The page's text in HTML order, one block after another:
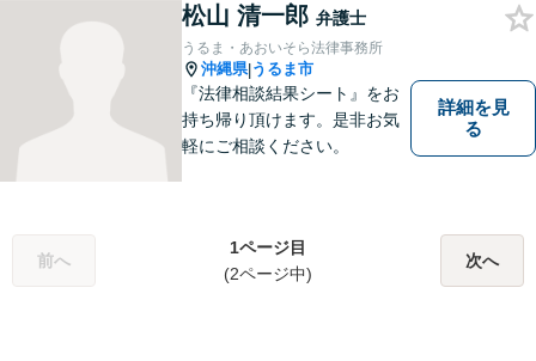
っております。お困りごとが
あれば、一度ご相談くださ
い。
松山 清一郎 弁護士
うるま・あおいそら法律事務所
沖縄県|うるま市
『法律相談結果シート』をお
持ち帰り頂けます。是非お気
軽にご相談ください。
詳細を見
る
前へ
1ページ目
(2ページ中)
次へ